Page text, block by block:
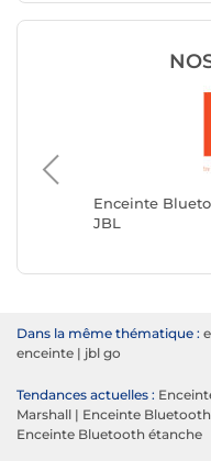
Enceinte
JBL
Dans la même thématique :
enceinte | jbl go
Tendances actuelles :
Marshall | Enceinte
Enceinte Bluetooth étanche